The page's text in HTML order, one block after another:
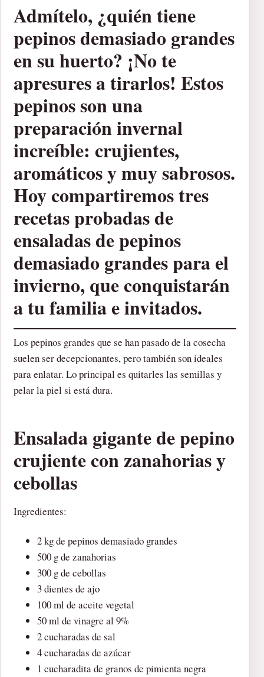
Admítelo, ¿quién tiene
pepinos demasiado grandes
en su huerto? ¡No te
apresures a tirarlos! Estos
pepinos son una
preparación invernal
increíble: crujientes,
aromáticos y muy sabrosos.
Hoy compartiremos tres
recetas probadas de
ensaladas de pepinos
demasiado grandes para el
invierno, que conquistarán
a tu familia e invitados.
Los pepinos grandes que se han pasado de la cosecha
suelen ser decepcionantes, pero también son ideales
para enlatar. Lo principal es quitarles las semillas y
pelar la piel si está dura.
Ensalada gigante de pepino
crujiente con zanahorias y
cebollas
Ingredientes:
2 kg de pepinos demasiado grandes
500 g de zanahorias
300 g de cebollas
3 dientes de ajo
100 ml de aceite vegetal
50 ml de vinagre al 9%
2 cucharadas de sal
4 cucharadas de azúcar
1 cucharadita de granos de pimienta negra